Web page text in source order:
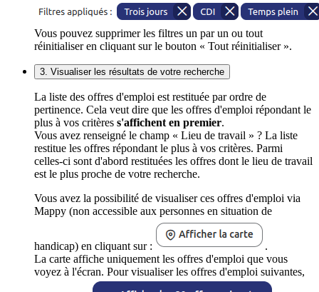
Vous pouvez supprimer les filtres un par un ou tout
réinitialiser en cliquant sur le bouton « Tout réinitialiser ».
3. Visualiser les résultats de votre recherche
La liste des offres d'emploi est restituée par ordre de
pertinence. Cela veut dire que les offres d'emploi répondant le
plus à vos critères s'affichent en premier.
Vous avez renseigné le champ « Lieu de travail » ? La liste
restitue les offres répondant le plus à vos critères. Parmi
celles-ci sont d'abord restituées les offres dont le lieu de travail
est le plus proche de votre recherche.
Vous avez la possibilité de visualiser ces offres d'emploi via
Mappy (non accessible aux personnes en situation de
handicap) en cliquant sur :
.
La carte affiche uniquement les offres d'emploi que vous
voyez à l'écran. Pour visualiser les offres d'emploi suivantes,